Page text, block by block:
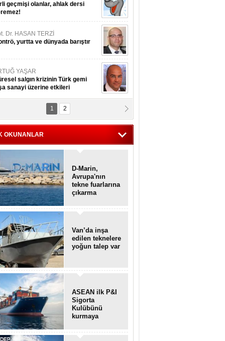
geçmişi olanlar, ahlak dersi
Dr. HASAN TERZİ
yurtta ve dünyada barıştır
YAŞAR
salgın krizinin Türk gemi
sanayi üzerine etkileri
MESUT AZMİ GÖKSOY
1 2
OKUNANLAR
D-Marin,
Avrupa'nın
tekne fuarlarına
çıkarma
Van’da inşa
edilen teknelere
yoğun talep var
ASEAN ilk P&I
Sigorta
Kulübünü
kurmaya